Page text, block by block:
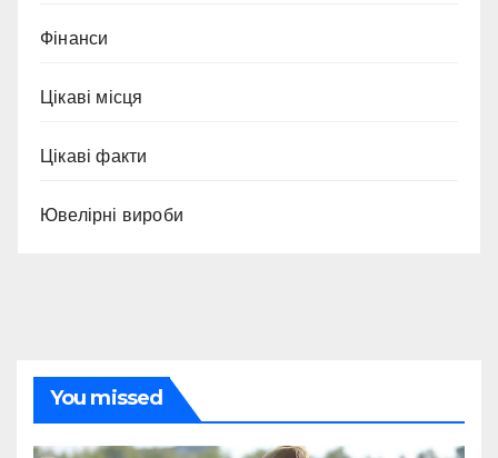
Фінанси
Цікаві місця
Цікаві факти
Ювелірні вироби
You missed